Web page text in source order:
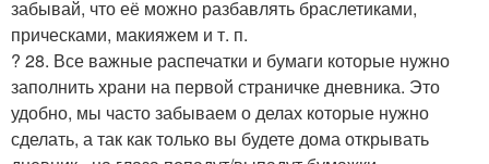
забывай, что её можно разбавлять браслетиками,
прическами, макияжем и т. п.
? 28. Все важные распечатки и бумаги которые нужно
заполнить храни на первой страничке дневника. Это
удобно, мы часто забываем о делах которые нужно
сделать, а так как только вы будете дома открывать